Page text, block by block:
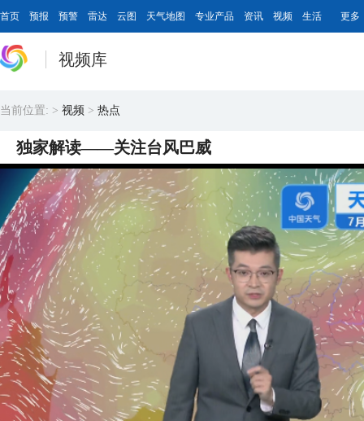
首页 预报 预警 雷达 云图 天气地图 专业产品 资讯 视频 生活 更多
视频库
当前位置: > 视频 > 热点
独家解读——关注台风巴威